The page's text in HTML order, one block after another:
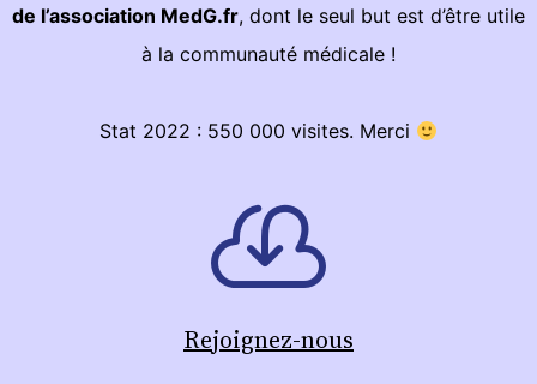
de l’association MedG.fr, dont le seul but est d’être utile
à la communauté médicale !
Stat 2022 : 550 000 visites. Merci
Rejoignez-nous